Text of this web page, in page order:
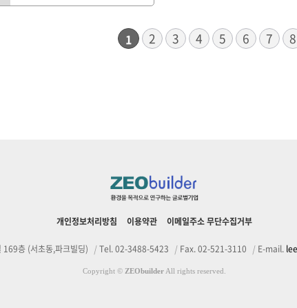
1 2 3 4 5 6 7 8
개인정보처리방침 이용약관 이메일주소 무단수집거부
169층 (서초동,파크빌딩) | Tel. 02-3488-5423 | Fax. 02-521-3110 | E-mail.
Copyright © ZEObuilder All rights reserved.